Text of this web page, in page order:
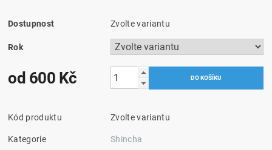
Dostupnost Zvolte variantu
Rok
od 600 Kč
Kód produktu Zvolte variantu
Kategorie Shincha